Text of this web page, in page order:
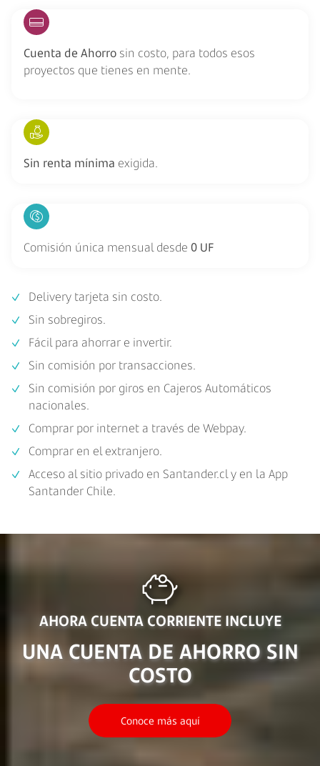
Cuenta de Ahorro sin costo, para todos esos
proyectos que tienes en mente.
Sin renta mínima exigida.
Comisión única mensual desde 0 UF
Delivery tarjeta sin costo.
Sin sobregiros.
Fácil para ahorrar e invertir.
Sin comisión por transacciones.
Sin comisión por giros en Cajeros Automáticos
nacionales.
Comprar por internet a través de Webpay.
Comprar en el extranjero.
Acceso al sitio privado en Santander.cl y en la App
Santander Chile.
AHORA CUENTA CORRIENTE INCLUYE
UNA CUENTA DE AHORRO SIN
COSTO
Conoce más aquí